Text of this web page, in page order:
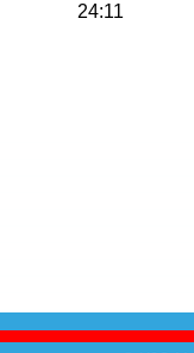
24:11